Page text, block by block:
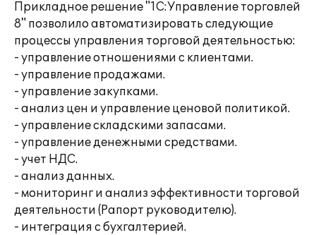
Прикладное решение "1С:Управление торговлей
8" позволило автоматизировать следующие
процессы управления торговой деятельностью:
- управление отношениями с клиентами.
- управление продажами.
- управление закупками.
- анализ цен и управление ценовой политикой.
- управление складскими запасами.
- управление денежными средствами.
- учет НДС.
- анализ данных.
- мониторинг и анализ эффективности торговой
деятельности (Рапорт руководителю).
- интеграция с бухгалтерией.